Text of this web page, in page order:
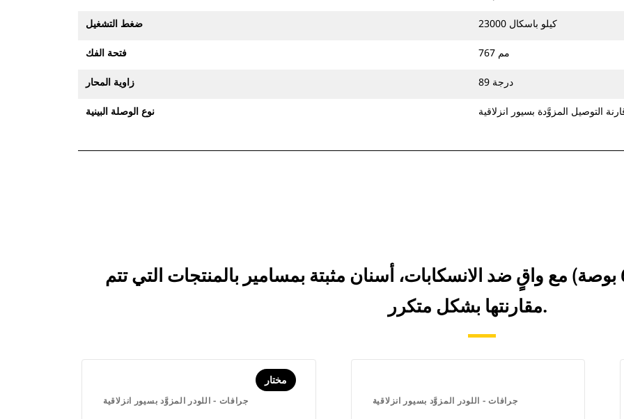
ضغط التشغيل 23000 كيلو باسكال
فتحة الفك 767 مم
زاوية المحار 89 درجة
نوع الوصلة البينية التوصيل المزوَّدة بسيور انزلاقية
انظر كيف يقارن 1576 مم (62 بوصة) مع واقٍ ضد الانسكابات، أسنان مثبتة بمسامير بالمنتجات التي تتم
مقارنتها بشكل متكرر.
جرافات - اللودر المزوَّد بسيور انزلاقية
مختار
جرافات - اللودر المزوَّد بسيور انزلاقية